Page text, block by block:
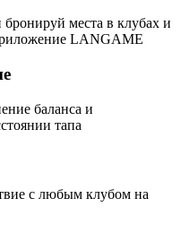
места в клубах и
LANGAME
баланса и
тапа
с любым клубом на